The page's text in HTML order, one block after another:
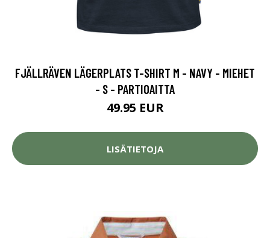
FJÄLLRÄVEN LÄGERPLATS T-SHIRT M - NAVY - MIEHET
- S - PARTIOAITTA
49.95 EUR
LISÄTIETOJA